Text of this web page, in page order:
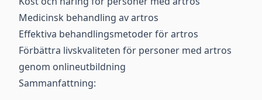
Medicinsk behandling av artros
Effektiva behandlingsmetoder för artros
Förbättra livskvaliteten för personer med artros
genom onlineutbildning
Sammanfattning: